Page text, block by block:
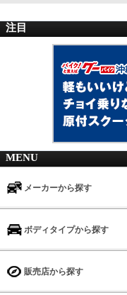
注目
MENU
メーカーから探す
ボディタイプから探す
販売店から探す